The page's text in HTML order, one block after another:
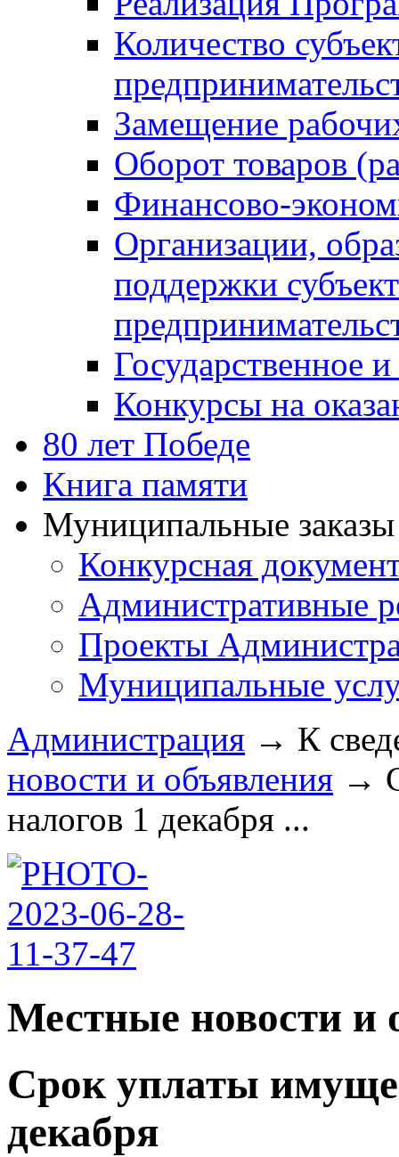
Количество
Замещение
Оборот товаров
Финансово-
Организации,
поддержки
Государственное
Конкурсы на
80 лет Победе
Книга памяти
Муниципальные
Конкурсная
Административные
Проекты
Муниципальные
Администрация → К
новости и объявления →
налогов 1 декабря ...
Местные новости и
Срок уплаты
декабря